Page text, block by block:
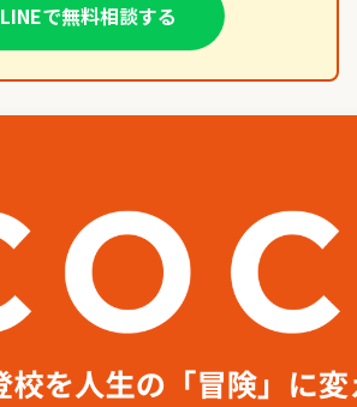
LINEで無料相談する